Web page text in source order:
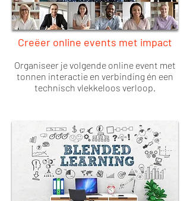
Creëer online events met impact
Organiseer je volgende online event met
tonnen interactie en verbinding én een
technisch vlekkeloos verloop.